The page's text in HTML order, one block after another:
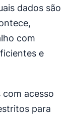
dados são
com
e
acesso
para